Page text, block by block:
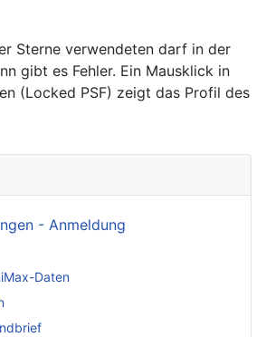
Sterne verwendeten darf in der
gibt es Fehler. Ein Mausklick in
(Locked PSF) zeigt das Profil des
- Anmeldung
Daten